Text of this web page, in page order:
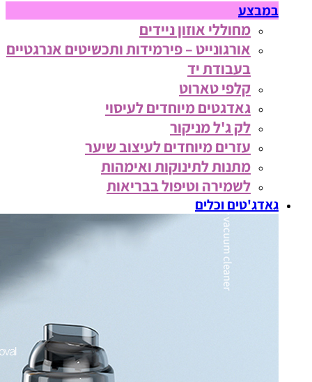
במבצע
מחוללי אוזון ניידים
אורגונייט – פירמידות ותכשיטים אנרגטיים
בעבודת יד
קלפי טארוט
גאדגטים מיוחדים לעיסוי
לק ג'ל מניקור
עזרים מיוחדים לעיצוב שיער
מתנות לתינוקות ואימהות
לשמירה וטיפול בבריאות
גאדג'טים וכלים